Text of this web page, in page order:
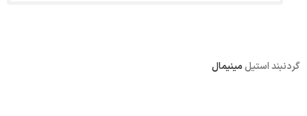
گردنبند استیلمینیمال